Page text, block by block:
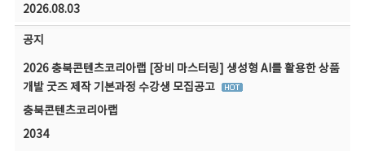
2026.08.03
공지
2026 충북콘텐츠코리아랩 [장비 마스터링] 생성형 AI를 활용한 상품
개발 굿즈 제작 기본과정 수강생 모집공고
충북콘텐츠코리아랩
2034